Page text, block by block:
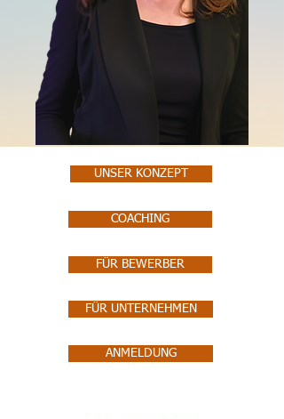
UNSER KONZEPT
COACHING
FÜR BEWERBER
FÜR UNTERNEHMEN
ANMELDUNG